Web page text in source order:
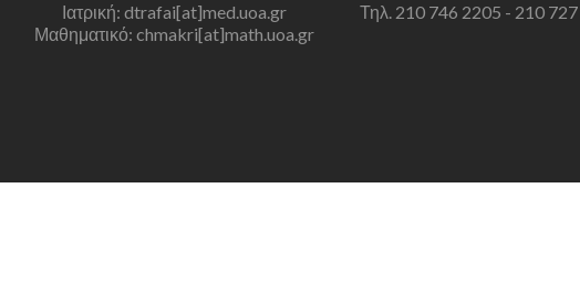
Ιατρική: dtrafai[at]med.uoa.gr
Μαθηματικό: chmakri[at]math.uoa.gr
Τηλ. 210 746 2205 - 210